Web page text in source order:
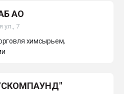
АО
ул., 7
химсырьем,